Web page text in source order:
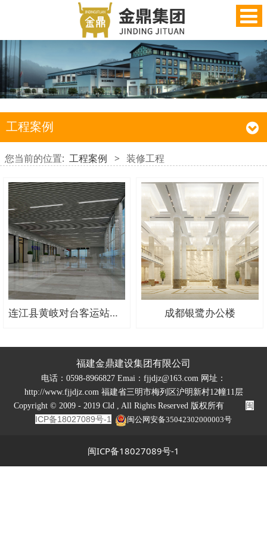
工程案例
您当前的位置: 工程案例 > 装修工程
连江县黄岐对台客运站旅检通关大楼二次装修工程（施工） 成都银鹭办公楼
福建金鼎建设集团有限公司
电话：0598-8966827 Emai：fjjdjz@163.com 网址：
http://www.fjjdjz.com 福建省三明市梅列区沪明新村12幢11层
Copyright © 2009 - 2019 Cld , All Rights Reserved 版权所有 闽
ICP备18027089号-1
闽公网安备35042302000003号
闽ICP备18027089号-1